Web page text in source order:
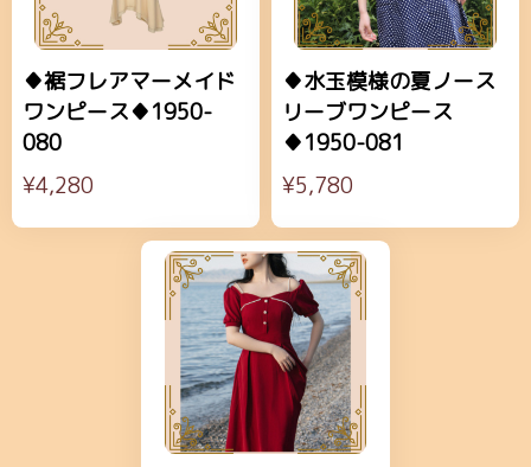
♦裾フレアマーメイド
ワンピース♦1950-
080
¥4,280
♦水玉模様の夏ノース
リーブワンピース
♦1950-081
¥5,780